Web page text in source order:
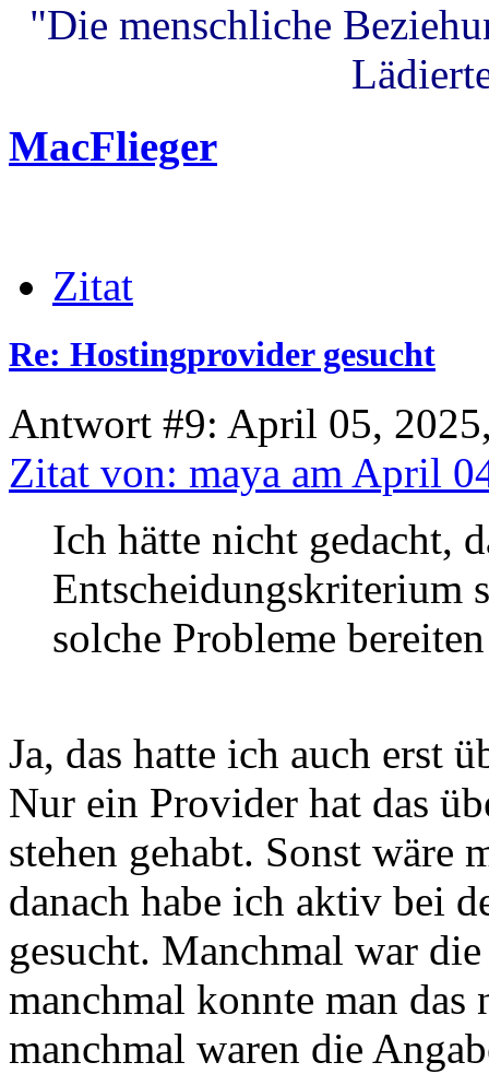
"Die menschliche
MacFlieger
Zitat
Re: Hostingprovider gesucht
Antwort #9: April 05,
Zitat von: maya am April
Ich hätte nicht gedacht,
Entscheidungskriterium
solche Probleme
Ja, das hatte ich auch erst
Nur ein Provider hat das
stehen gehabt. Sonst wäre
danach habe ich aktiv bei
gesucht. Manchmal war
manchmal konnte man
manchmal waren die